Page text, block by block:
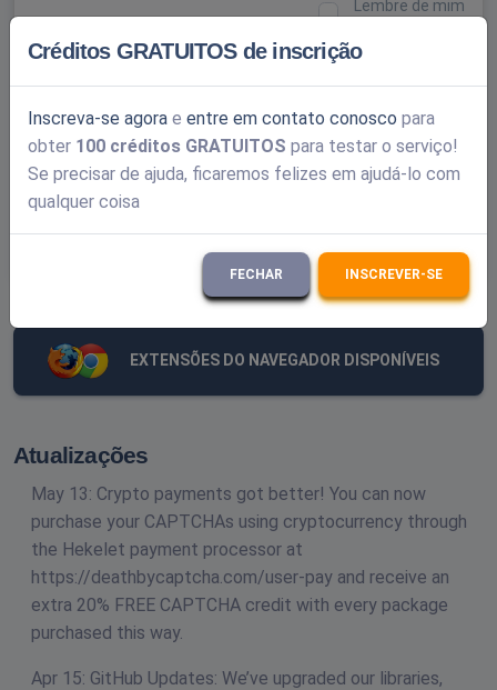
Lembre de mim
ENVIAR
Esqueceu sua senha?
EXTENSÕES DO NAVEGADOR DISPONÍVEIS
Atualizações
May 13: Crypto payments got better! You can now
purchase your CAPTCHAs using cryptocurrency through
the Hekelet payment processor at
https://deathbycaptcha.com/user-pay and receive an
extra 20% FREE CAPTCHA credit with every package
purchased this way.
Apr 15: GitHub Updates: We’ve upgraded our libraries,
Créditos GRATUITOS de inscrição
Inscreva-se agora e entre em contato conosco para
obter 100 créditos GRATUITOS para testar o serviço!
Se precisar de ajuda, ficaremos felizes em ajudá-lo com
qualquer coisa
FECHAR INSCREVER-SE